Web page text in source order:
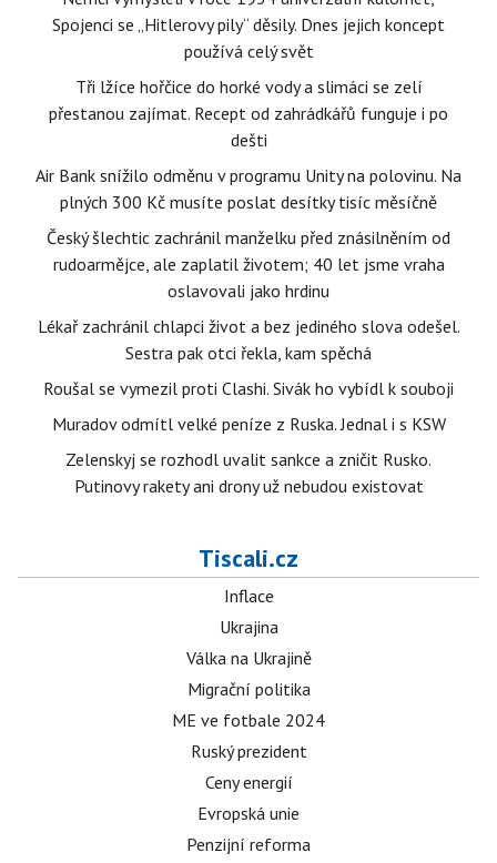
Spojenci se „Hitlerovy pily“ děsily. Dnes jejich koncept
používá celý svět
Tři lžíce hořčice do horké vody a slimáci se zelí
přestanou zajímat. Recept od zahrádkářů funguje i po
dešti
Air Bank snížilo odměnu v programu Unity na polovinu. Na
plných 300 Kč musíte poslat desítky tisíc měsíčně
Český šlechtic zachránil manželku před znásilněním od
rudoarmějce, ale zaplatil životem; 40 let jsme vraha
oslavovali jako hrdinu
Lékař zachránil chlapci život a bez jediného slova odešel.
Sestra pak otci řekla, kam spěchá
Roušal se vymezil proti Clashi. Sivák ho vybídl k souboji
Muradov odmítl velké peníze z Ruska. Jednal i s KSW
Zelenskyj se rozhodl uvalit sankce a zničit Rusko.
Putinovy rakety ani drony už nebudou existovat
Tiscali.cz
Inflace
Ukrajina
Válka na Ukrajině
Migrační politika
ME ve fotbale 2024
Ruský prezident
Ceny energií
Evropská unie
Penzijní reforma